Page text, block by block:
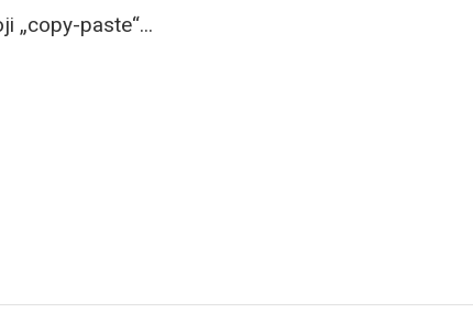
„copy-paste“...